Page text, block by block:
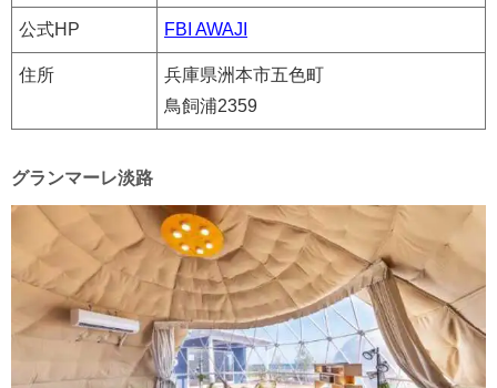
公式HP FBI AWAJI
住所
兵庫県洲本市五色町
鳥飼浦2359
グランマーレ淡路